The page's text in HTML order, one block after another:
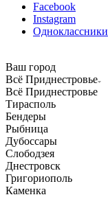
Facebook
Instagram
Одноклассники
Ваш город
Всё Приднестровье
Всё Приднестровье
Тирасполь
Бендеры
Рыбница
Дубоссары
Слободзея
Днестровск
Григориополь
Каменка